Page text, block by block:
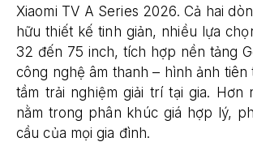
Xiaomi TV A Series 2026. Cả hai
hữu thiết kế tinh giản, nhiều lựa
32 đến 75 inch, tích hợp nền tảng
công nghệ âm thanh – hình ảnh tiên
tầm trải nghiệm giải trí tại gia. Hơn
nằm trong phân khúc giá hợp lý,
cầu của mọi gia đình.